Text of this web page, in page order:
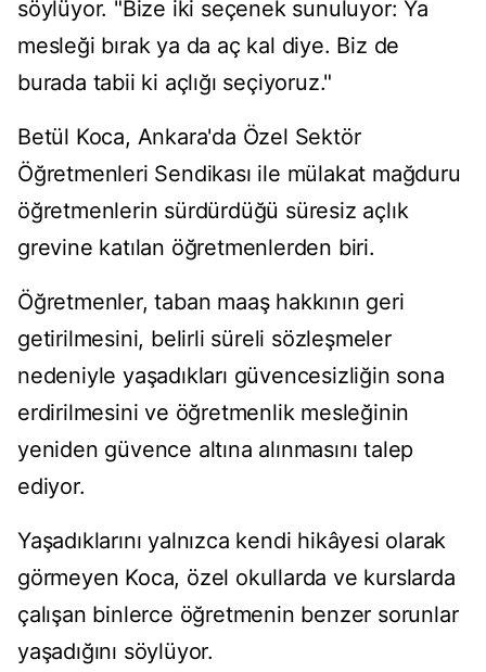
söylüyor. "Bize iki seçenek sunuluyor: Ya
mesleği bırak ya da aç kal diye. Biz de
burada tabii ki açlığı seçiyoruz."
Betül Koca, Ankara'da Özel Sektör
Öğretmenleri Sendikası ile mülakat mağduru
öğretmenlerin sürdürdüğü süresiz açlık
grevine katılan öğretmenlerden biri.
Öğretmenler, taban maaş hakkının geri
getirilmesini, belirli süreli sözleşmeler
nedeniyle yaşadıkları güvencesizliğin sona
erdirilmesini ve öğretmenlik mesleğinin
yeniden güvence altına alınmasını talep
ediyor.
Yaşadıklarını yalnızca kendi hikâyesi olarak
görmeyen Koca, özel okullarda ve kurslarda
çalışan binlerce öğretmenin benzer sorunlar
yaşadığını söylüyor.